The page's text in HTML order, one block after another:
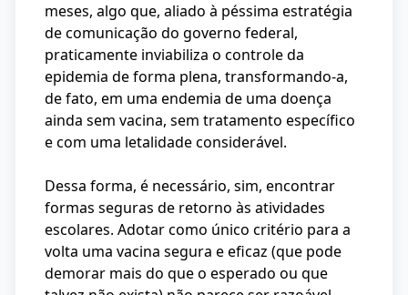
meses, algo que, aliado à péssima estratégia
de comunicação do governo federal,
praticamente inviabiliza o controle da
epidemia de forma plena, transformando-a,
de fato, em uma endemia de uma doença
ainda sem vacina, sem tratamento específico
e com uma letalidade considerável.
Dessa forma, é necessário, sim, encontrar
formas seguras de retorno às atividades
escolares. Adotar como único critério para a
volta uma vacina segura e eficaz (que pode
demorar mais do que o esperado ou que